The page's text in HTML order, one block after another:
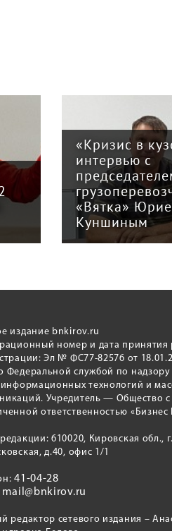
«Кризис в
интервью с
«Вятка»
Куншиным
издание bnkirov.ru
номер и дата принятия
Эл № ФС77-82576 от
Федеральной службой по надзору
информационных технологий и
Учредитель — Общество с
ответственностью «Бизнес
610020, Кировская обл.,
д.40, офис 1/1
41-04-28
mail@bnkirov.ru
редактор сетевого издания –